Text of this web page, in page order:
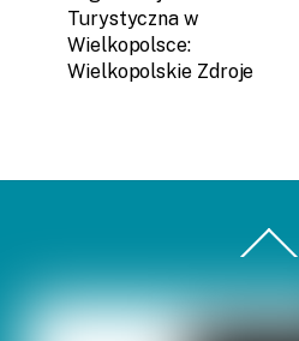
Turystyczna w
Wielkopolsce:
Wielkopolskie Zdroje